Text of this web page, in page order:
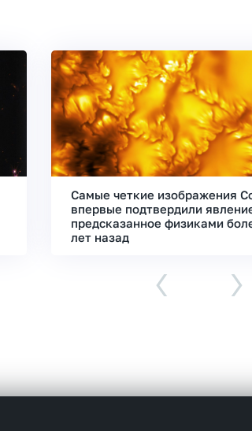
Самые четкие изображения
впервые подтвердили
предсказанное физиками
лет назад
‹ ›